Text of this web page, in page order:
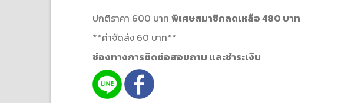
ปกติราคา 600 บาท พิเศษสมาชิกลดเหลือ 480 บาท
**ค่าจัดส่ง 60 บาท**
ช่องทางการติดต่อสอบถาม และชำระเงิน